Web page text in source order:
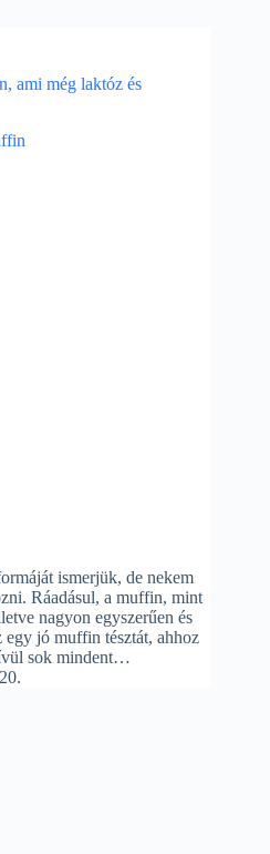
ami még laktóz és
ismerjük, de nekem
Ráadásul, a muffin, mint
nagyon egyszerűen és
egy jó muffin tésztát, ahhoz
sok mindent…